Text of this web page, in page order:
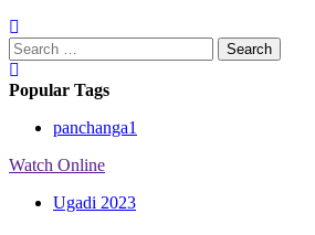
Search
for:
Popular Tags
panchanga1
Watch Online
Ugadi 2023